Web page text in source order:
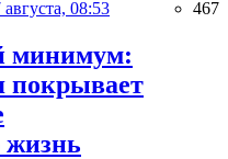
августа, 08:53 467
минимум:
покрывает
жизнь